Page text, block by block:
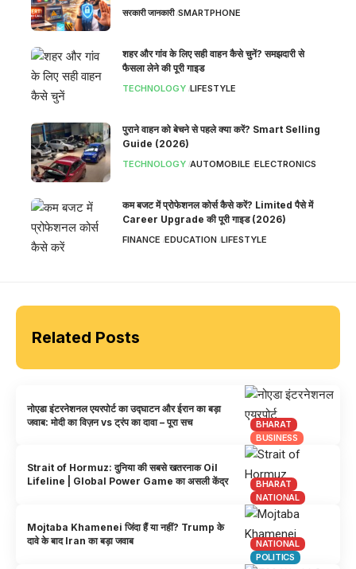
सरकारी जानकारी SMARTPHONE
शहर और गांव के लिए सही वाहन कैसे चुनें? समझदारी से
फैसला लेने की पूरी गाइड
TECHNOLOGY LIFESTYLE
पुराने वाहन को बेचने से पहले क्या करें? Smart Selling
Guide (2026)
TECHNOLOGY AUTOMOBILE ELECTRONICS
कम बजट में प्रोफेशनल कोर्स कैसे करें? Limited पैसे में
Career Upgrade की पूरी गाइड (2026)
FINANCE EDUCATION LIFESTYLE
Related Posts
BHARAT
BUSINESS
नोएडा इंटरनेशनल एयरपोर्ट का उद्घाटन और ईरान का बड़ा
जवाब: मोदी का विज़न vs ट्रंप का दावा – पूरा सच
BHARAT
NATIONAL
Strait of Hormuz: दुनिया की सबसे खतरनाक Oil
Lifeline | Global Power Game का असली केंद्र
NATIONAL
POLITICS
Mojtaba Khamenei जिंदा हैं या नहीं? Trump के
दावे के बाद Iran का बड़ा जवाब